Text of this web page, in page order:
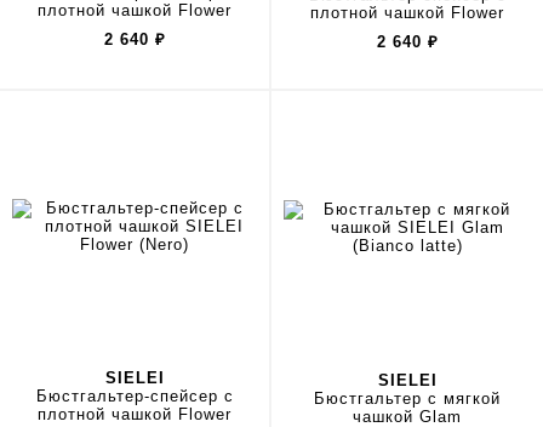
плотной чашкой Flower
2 640 ₽
плотной чашкой Flower
2 640 ₽
SIELEI
Бюстгальтер-спейсер с
плотной чашкой Flower
SIELEI
Бюстгальтер с мягкой
чашкой Glam